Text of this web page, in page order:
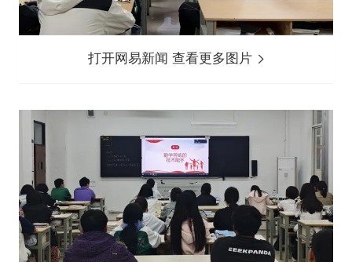
打开网易新闻 查看更多图片